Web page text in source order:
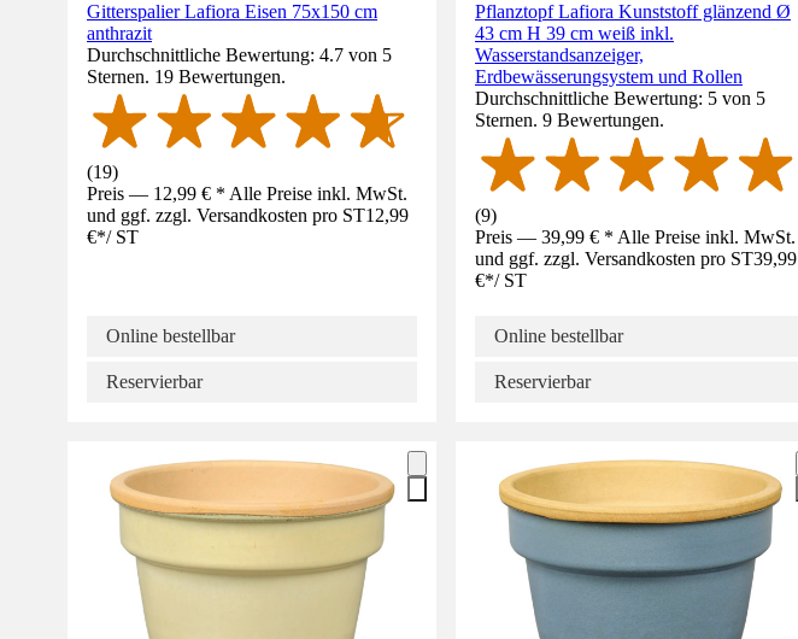
Gitterspalier Lafiora Eisen 75x150 cm
anthrazit
Durchschnittliche Bewertung: 4.7 von 5
Sternen. 19 Bewertungen.
(19)
Preis — 12,99 € * Alle Preise inkl. MwSt.
und ggf. zzgl. Versandkosten pro ST12,99
€*/ ST
Online bestellbar
Reservierbar
Pflanztopf Lafiora Kunststoff glänzend Ø
43 cm H 39 cm weiß inkl.
Wasserstandsanzeiger,
Erdbewässerungsystem und Rollen
Durchschnittliche Bewertung: 5 von 5
Sternen. 9 Bewertungen.
(9)
Preis — 39,99 € * Alle Preise inkl. MwSt.
und ggf. zzgl. Versandkosten pro ST39,99
€*/ ST
Online bestellbar
Reservierbar